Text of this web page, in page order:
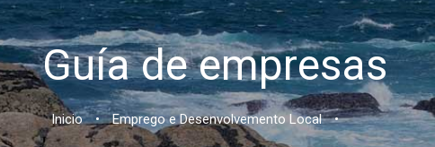
Guía de empresas
Inicio • Emprego e Desenvolvemento Local •